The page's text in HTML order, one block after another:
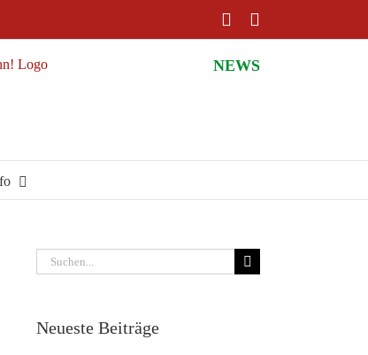
Facebook
NEWS
Suche
nach:
Neueste Beiträge